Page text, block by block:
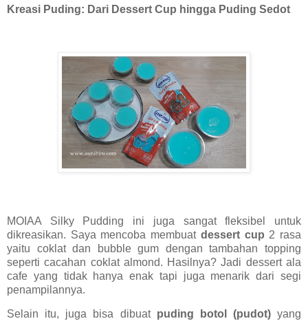
Kreasi Puding: Dari Dessert Cup hingga Puding Sedot
MOIAA Silky Pudding ini juga sangat fleksibel untuk
dikreasikan. Saya mencoba membuat dessert cup 2 rasa
yaitu coklat dan bubble gum dengan tambahan topping
seperticacahan coklatalmond. Hasilnya? Jadi dessert ala
cafe yang tidak hanya enak tapi juga menarik dari segi
penampilannya.
Selain itu, juga bisa dibuat puding botol (pudot)yang